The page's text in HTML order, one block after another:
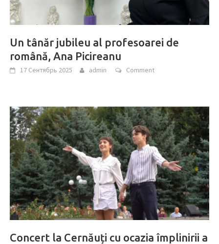
Un tânăr jubileu al profesoarei de
română, Ana Picireanu
17 Сентябрь 2025 admin Comment
Concert la Cernăuți cu ocazia împlinirii a